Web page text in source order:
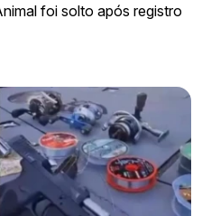
foi solto após registro